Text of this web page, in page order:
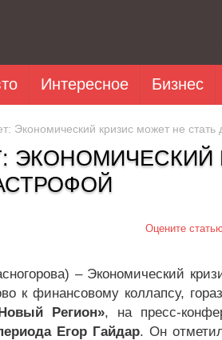
Интересное Бизнес
Экономический кризис может не
Оцените
– Экономический
к финансовому коллапсу,
Регион», на пресс-
Егор Гайдар. Он